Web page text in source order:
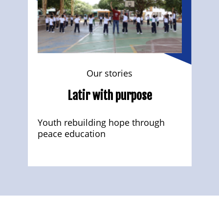
Our stories
Latir with purpose
Youth rebuilding hope through
peace education